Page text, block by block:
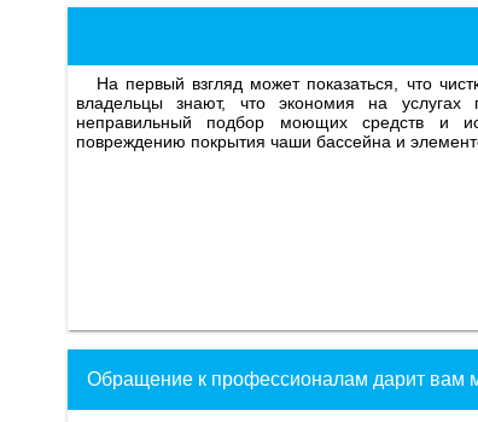
На первый взгляд может показаться, что чистка бассейна может быть выполнена собственными силами. Опытные
владельцы знают, что экономия на
неправильный подбор моющих средств и
повреждению покрытия чаши бассейна и
Обращение к профессионалам дарит вам